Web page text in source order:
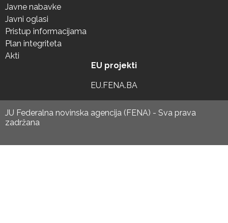
Javne nabavke
Javni oglasi
Pristup informacijama
Plan integriteta
Akti
EU projekti
EU.FENA.BA
JU Federalna novinska agencija (FENA) - Sva prava
zadržana